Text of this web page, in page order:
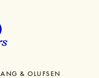
& OLUFSEN